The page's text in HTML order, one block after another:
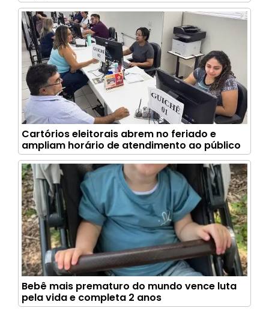
Cartórios eleitorais abrem no feriado e
ampliam horário de atendimento ao público
Bebê mais prematuro do mundo vence luta
pela vida e completa 2 anos